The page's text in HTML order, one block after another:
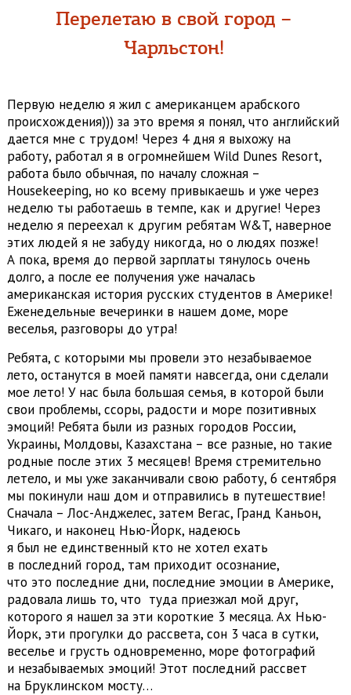
Перелетаю в свой город –
Чарльстон!
Первую неделю я жил с американцем арабского
происхождения))) за это время я понял, что английский
дается мне с трудом! Через 4 дня я выхожу на
работу, работал я в огромнейшем Wild Dunes Resort,
работа было обычная, по началу сложная –
Housekeeping, но ко всему привыкаешь и уже через
неделю ты работаешь в темпе, как и другие! Через
неделю я переехал к другим ребятам W&T, наверное
этих людей я не забуду никогда, но о людях позже!
А пока, время до первой зарплаты тянулось очень
долго, а после ее получения уже началась
американская история русских студентов в Америке!
Еженедельные вечеринки в нашем доме, море
веселья, разговоры до утра!
Ребята, с которыми мы провели это незабываемое
лето, останутся в моей памяти навсегда, они сделали
мое лето! У нас была большая семья, в которой были
свои проблемы, ссоры, радости и море позитивных
эмоций! Ребята были из разных городов России,
Украины, Молдовы, Казахстана – все разные, но такие
родные после этих 3 месяцев! Время стремительно
летело, и мы уже заканчивали свою работу, 6 сентября
мы покинули наш дом и отправились в путешествие!
Сначала – Лос-Анджелес, затем Вегас, Гранд Каньон,
Чикаго, и наконец Нью-Йорк, надеюсь
я был не единственный кто не хотел ехать
в последний город, там приходит осознание,
что это последние дни, последние эмоции в Америке,
радовала лишь то, что туда приезжал мой друг,
которого я нашел за эти короткие 3 месяца. Ах Нью-
Йорк, эти прогулки до рассвета, сон 3 часа в сутки,
веселье и грусть одновременно, море фотографий
и незабываемых эмоций! Этот последний рассвет
на Бруклинском мосту…